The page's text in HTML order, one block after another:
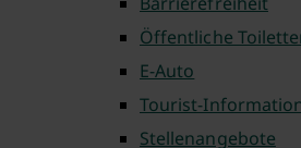
Öffentliche
E-Auto
Tourist-
Stellenangebote